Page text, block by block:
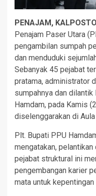
PENAJAM,
Penajam Paser Utara
pengambilan sumpah
dan menduduki
Sebanyak 45 pejabat
pratama, administrator
sumpahnya dan
Hamdam, pada Kamis
diselenggarakan di
Plt. Bupati PPU
mengatakan,
pejabat struktural ini
pengembangan karier
mata untuk